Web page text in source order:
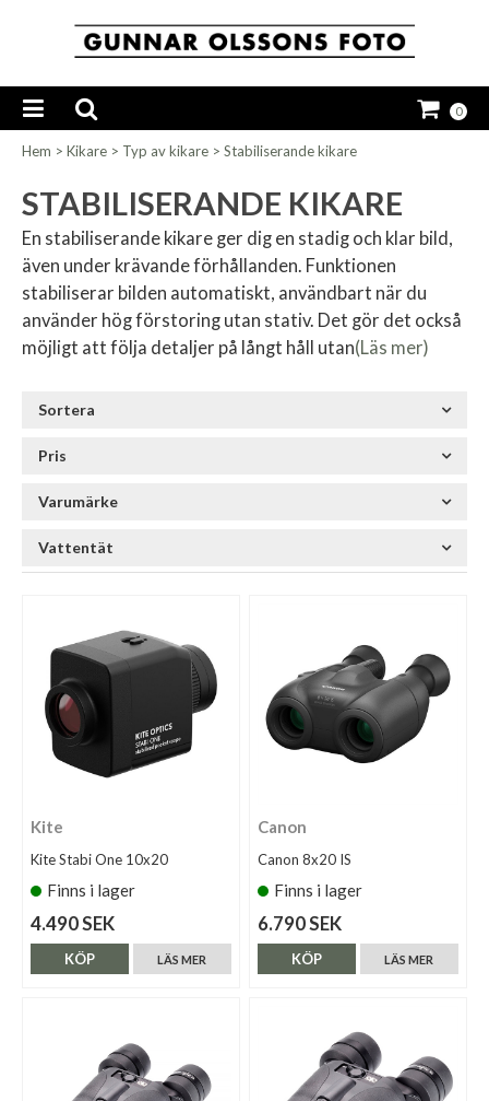
0
Hem > Kikare > Typ av kikare > Stabiliserande kikare
STABILISERANDE KIKARE
En stabiliserande kikare ger dig en stadig och klar bild,
även under krävande förhållanden. Funktionen
stabiliserar bilden automatiskt, användbart när du
använder hög förstoring utan stativ. Det gör det också
möjligt att följa detaljer på långt håll utan(Läs mer)
Sortera
Pris
Varumärke
Vattentät
Kite
Kite Stabi One 10x20
Finns i lager
4.490 SEK
LÄS MER
KÖP
Canon
Canon 8x20 IS
Finns i lager
6.790 SEK
LÄS MER
KÖP